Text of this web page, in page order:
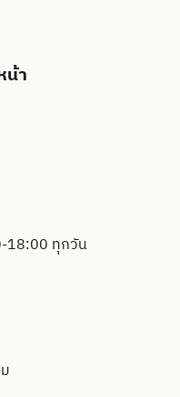
น้า
18:00 ทุกวัน